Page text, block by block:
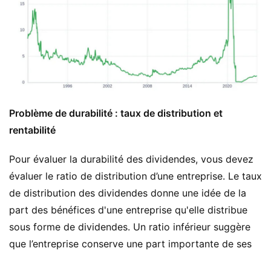
Problème de durabilité : taux de distribution et
rentabilité
Pour évaluer la durabilité des dividendes, vous devez
évaluer le ratio de distribution d’une entreprise. Le taux
de distribution des dividendes donne une idée de la
part des bénéfices d'une entreprise qu'elle distribue
sous forme de dividendes. Un ratio inférieur suggère
que l’entreprise conserve une part importante de ses